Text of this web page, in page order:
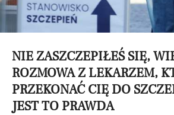
NIE ZASZCZEPIŁEŚ SIĘ,
ROZMOWA Z LEKARZEM,
PRZEKONAĆ CIĘ DO
JEST TO PRAWDA